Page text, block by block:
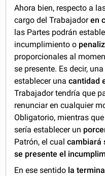
Ahora bien, respecto a
cargo del Trabajadoren
las Partes podrán
incumplimiento o
proporcionales al
se presente. Es decir, una
establecer unacantidad
Trabajador tendría que
renunciar en cualquier
Obligatorio, mientras
sería establecer un
Patrón, el cualcambiará
se presente el
En ese sentido la